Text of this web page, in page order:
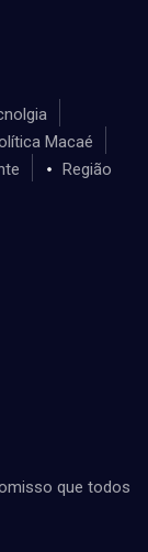
Macaé
Região
que todos